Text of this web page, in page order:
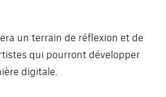
un terrain de réflexion et de
qui pourront développer
digitale.